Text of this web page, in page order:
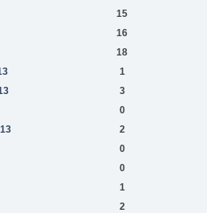
15
16
18
1
3
0
2
0
0
1
2